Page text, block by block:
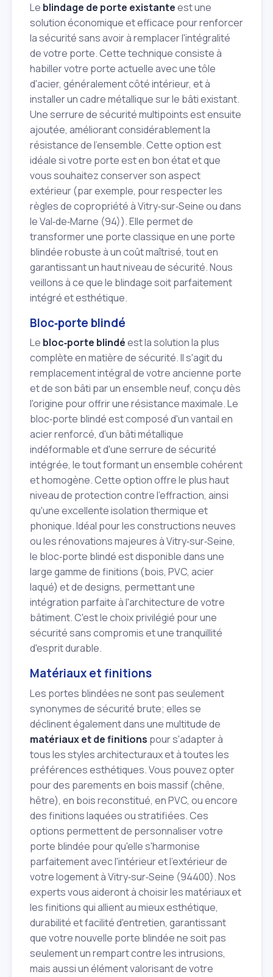
Le blindage de porte existanteest une
solution économique et efficace pour renforcer
la sécurité sans avoir à remplacer l'intégralité
de votre porte. Cette technique consiste à
habiller votre porte actuelle avec une tôle
d'acier, généralement côté intérieur, et à
installer un cadre métallique sur le bâti existant.
Une serrure de sécurité multipoints est ensuite
ajoutée, améliorant considérablement la
résistance de l'ensemble. Cette option est
idéale si votre porte est en bon état et que
vous souhaitez conserver son aspect
extérieur (par exemple, pour respecter les
règles de copropriété à Vitry‑sur‑Seine ou dans
le Val‑de‑Marne (94)). Elle permet de
transformer une porte classique en une porte
blindée robuste à un coût maîtrisé, tout en
garantissant un haut niveau de sécurité. Nous
veillons à ce que le blindage soit parfaitement
intégré et esthétique.
Bloc‑porte blindé
Le bloc‑porte blindéest la solution la plus
complète en matière de sécurité. Il s'agit du
remplacement intégral de votre ancienne porte
et de son bâti par un ensemble neuf, conçu dès
l'origine pour offrir une résistance maximale. Le
bloc‑porte blindé est composé d'un vantail en
acier renforcé, d'un bâti métallique
indéformable et d'une serrure de sécurité
intégrée, le tout formant un ensemble cohérent
et homogène. Cette option offre le plus haut
niveau de protection contre l'effraction, ainsi
qu'une excellente isolation thermique et
phonique. Idéal pour les constructions neuves
ou les rénovations majeures à Vitry‑sur‑Seine,
le bloc‑porte blindé est disponible dans une
large gamme de finitions (bois, PVC, acier
laqué) et de designs, permettant une
intégration parfaite à l'architecture de votre
bâtiment. C'est le choix privilégié pour une
sécurité sans compromis et une tranquillité
d'esprit durable.
Matériaux et finitions
Les portes blindées ne sont pas seulement
synonymes de sécurité brute; elles se
déclinent également dans une multitude de
matériaux et de finitions pour s'adapter à
tous les styles architecturaux et à toutes les
préférences esthétiques. Vous pouvez opter
pour des parements en bois massif (chêne,
hêtre), en bois reconstitué, en PVC, ou encore
des finitions laquées ou stratifiées. Ces
options permettent de personnaliser votre
porte blindée pour qu'elle s'harmonise
parfaitement avec l'intérieur et l'extérieur de
votre logement à Vitry‑sur‑Seine (94400). Nos
experts vous aideront à choisir les matériaux et
les finitions qui allient au mieux esthétique,
durabilité et facilité d'entretien, garantissant
que votre nouvelle porte blindée ne soit pas
seulement un rempart contre les intrusions,
mais aussi un élément valorisant de votre